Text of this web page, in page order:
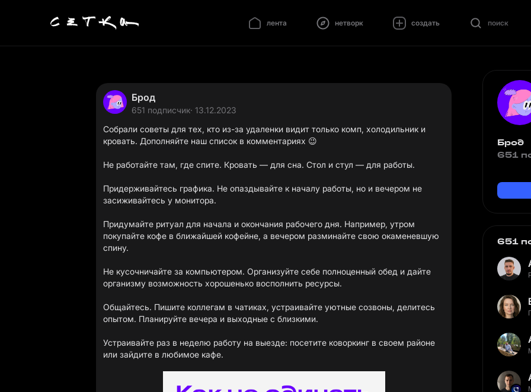
лента нетворк создать поиск
Брод
651 подписчик· 13.12.2023
Собрали советы для тех, кто из-за удаленки видит только комп, холодильник и
кровать. Дополняйте наш список в комментариях 😉
Не работайте там, где спите. Кровать — для сна. Стол и стул — для работы.
Придерживайтесь графика. Не опаздывайте к началу работы, но и вечером не
засиживайтесь у монитора.
Придумайте ритуал для начала и окончания рабочего дня. Например, утром
покупайте кофе в ближайшей кофейне, а вечером разминайте свою окаменевшую
спину.
Не кусочничайте за компьютером. Организуйте себе полноценный обед и дайте
организму возможность хорошенько восполнить ресурсы.
Общайтесь. Пишите коллегам в чатиках, устраивайте уютные созвоны, делитесь
опытом. Планируйте вечера и выходные с близкими.
Устраивайте раз в неделю работу на выезде: посетите коворкинг в своем районе
или зайдите в любимое кафе.
Брод
651
651